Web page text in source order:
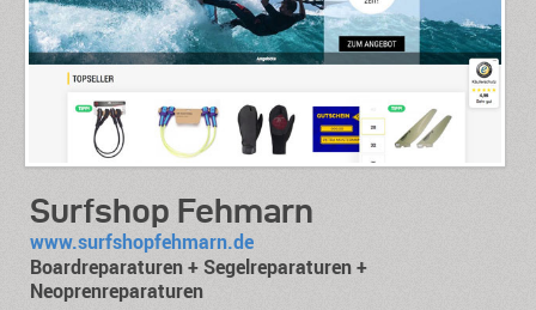
Surfshop Fehmarn
www.surfshopfehmarn.de
Boardreparaturen + Segelreparaturen +
Neoprenreparaturen